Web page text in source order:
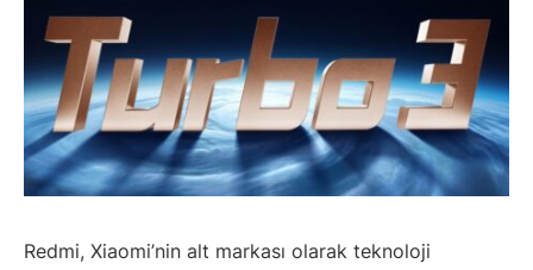
Redmi, Xiaomi’nin alt markası olarak teknoloji